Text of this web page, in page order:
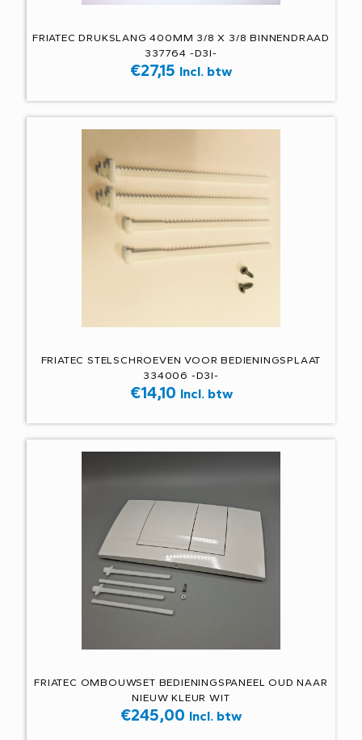
FRIATEC DRUKSLANG 400MM 3/8 X 3/8 BINNENDRAAD
337764 -D3I-
€27,15 Incl. btw
FRIATEC STELSCHROEVEN VOOR BEDIENINGSPLAAT
334006 -D3I-
€14,10 Incl. btw
FRIATEC OMBOUWSET BEDIENINGSPANEEL OUD NAAR
NIEUW KLEUR WIT
€245,00 Incl. btw